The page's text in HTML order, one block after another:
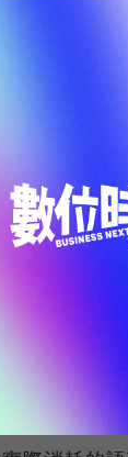
出特定的網頁功
中開始動搖
年1月
提供了
的計價方
本單位）
20美元，
已，不需